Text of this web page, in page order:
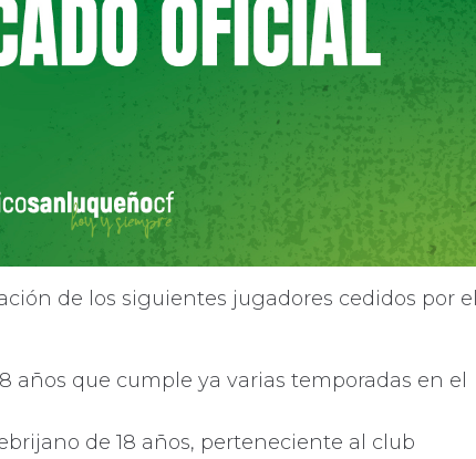
de los siguientes jugadores cedidos por el
años que cumple ya varias temporadas en el
de 18 años, perteneciente al club